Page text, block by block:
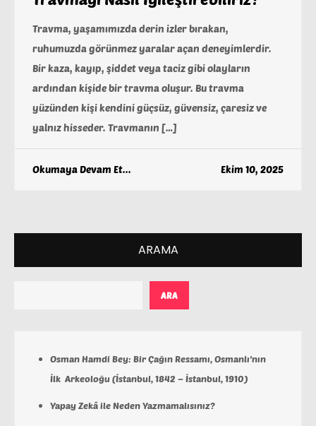
Travma, yaşamımızda derin izler bırakan,
ruhumuzda görünmez yaralar açan deneyimlerdir.
Bir kaza, kayıp, şiddet veya taciz gibi olayların
ardından kişide bir travma oluşur. Bu travma
yüzünden kişi kendini güçsüz, güvensiz, çaresiz ve
yalnız hisseder. Travmanın […]
Okumaya Devam Et... Ekim 10, 2025
ARAMA
ARA
Osman Hamdi Bey: Bir Çağın Ressamı, Osmanlı’nın
İlk Arkeoloğu (İstanbul, 1842 – İstanbul, 1910)
Yapay Zekâ ile Neden Yazmamalısınız?